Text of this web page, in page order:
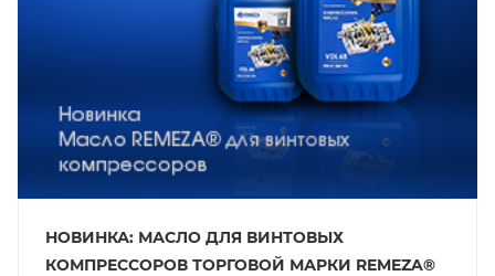
НОВИНКА: МАСЛО ДЛЯ ВИНТОВЫХ
КОМПРЕССОРОВ ТОРГОВОЙ МАРКИ REMEZA®